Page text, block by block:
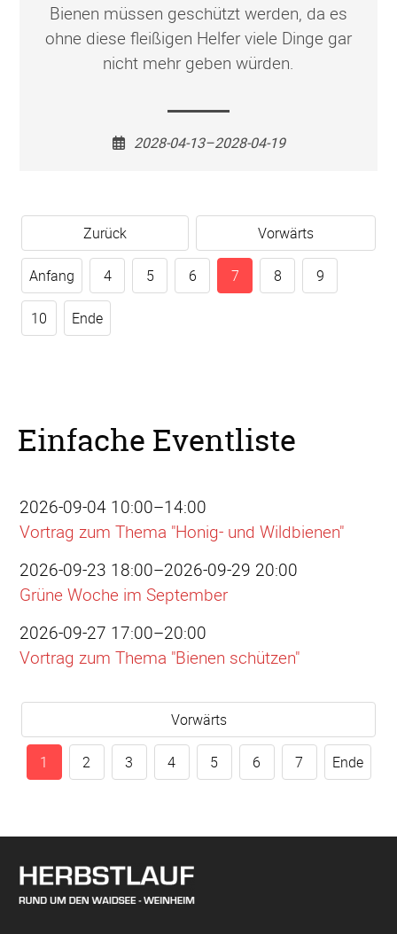
Bienen müssen geschützt werden, da es
ohne diese fleißigen Helfer viele Dinge gar
nicht mehr geben würden.
2028-04-13–2028-04-19
Zurück Vorwärts
Anfang 4 5 6 7 8 9
10 Ende
Einfache Eventliste
2026-09-04 10:00–14:00
Vortrag zum Thema "Honig- und Wildbienen"
2026-09-23 18:00–2026-09-29 20:00
Grüne Woche im September
2026-09-27 17:00–20:00
Vortrag zum Thema "Bienen schützen"
Vorwärts
1 2 3 4 5 6 7 Ende